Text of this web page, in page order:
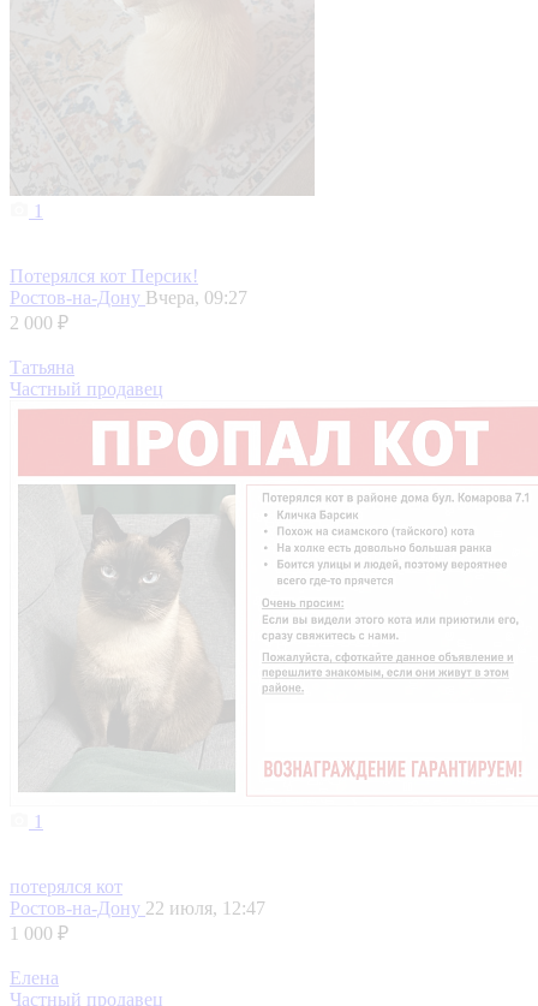
1
Потерялся кот Персик!
Ростов-на-Дону Вчера, 09:27
2 000 ₽
Татьяна
Частный продавец
1
потерялся кот
Ростов-на-Дону 22 июля, 12:47
1 000 ₽
Елена
Частный продавец